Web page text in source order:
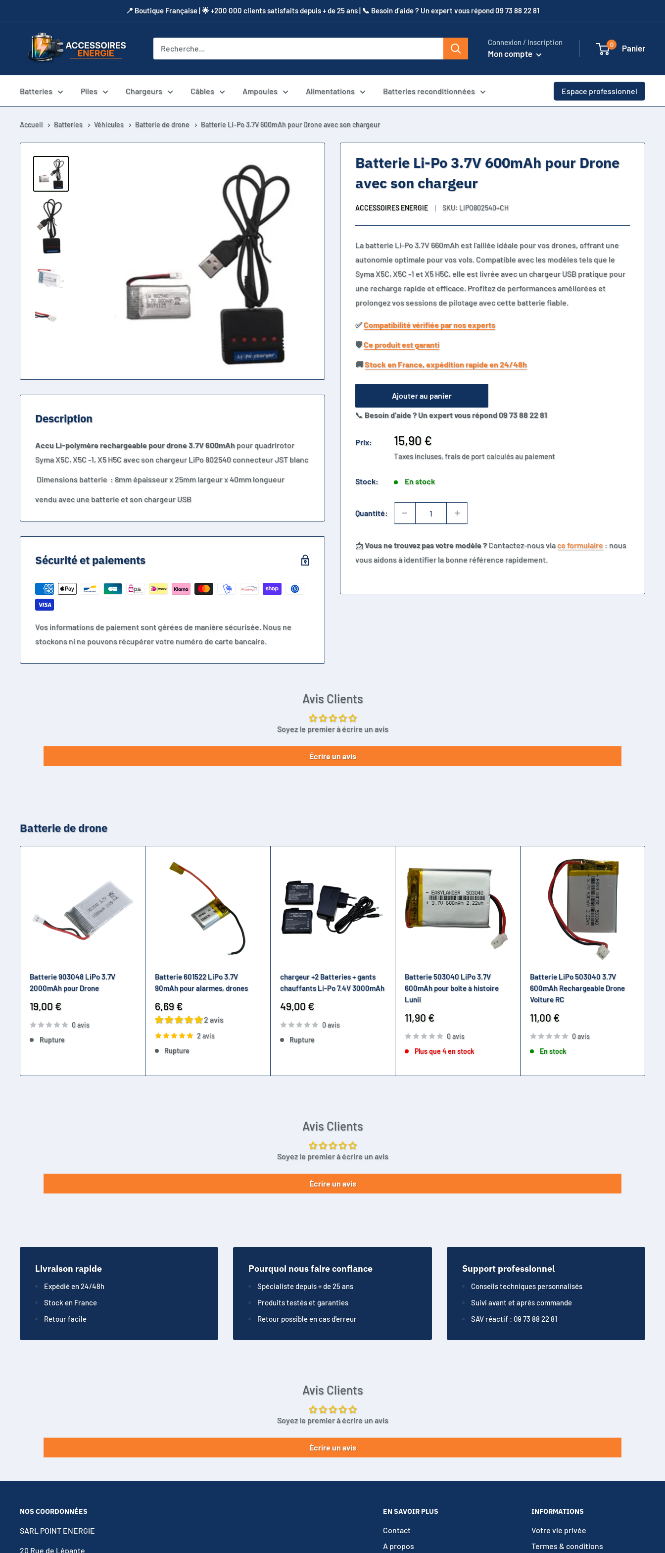
au
​📍​ Boutique Française | 🌟 +200 000 clients satisfaits depuis + de 25 ans | 📞​ Besoin d’aide ? Un expert vous répond 09 73 88 22 81
Accessoires
Energie
Connexion / Inscription
Mon compte
0 Panier
Batteries Piles Chargeurs Câbles Ampoules Alimentations Batteries reconditionnées Espace professionnel
Accueil Batteries Véhicules Batterie de drone Batterie Li-Po 3.7V 600mAh pour Drone avec son chargeur
Batterie Li-Po 3.7V 600mAh pour Drone
avec son chargeur
ACCESSOIRES ENERGIE SKU: LIPO802540+CH
La batterie Li-Po 3.7V 660mAh est l'alliée idéale pour vos drones, offrant une
autonomie optimale pour vos vols. Compatible avec les modèles tels que le
Syma X5C, X5C -1 et X5 H5C, elle est livrée avec un chargeur USB pratique pour
une recharge rapide et efficace. Profitez de performances améliorées et
prolongez vos sessions de pilotage avec cette batterie fiable.
✅​Compatibilité vérifiée par nos experts
🛡️​Ce produit est garanti
🚚​Stock en France, expédition rapide en 24/48h
Ajouter au panier
📞 Besoin d’aide ? Un expert vous répond 09 73 88 22 81
Prix:
Prix
réduit
15,90 €
Taxes incluses, frais de port calculés au paiement
Stock: En stock
Quantité:
📩Vous ne trouvez pas votre modèle ?Contactez-nous viace formulaire : nous
vous aidons à identifier la bonne référence rapidement.
Description
Accu Li-polymère rechargeable pour drone 3.7V 600mAh pour quadrirotor
Syma X5C, X5C -1, X5 H5C avec son chargeur LiPo 802540 connecteur JST blanc
Dimensions batterie : 8mm épaisseur x 25mm largeur x 40mm longueur
vendu avec une batterie et son chargeur USB
Sécurité et paiements
Vos informations de paiement sont gérées de manière sécurisée. Nous ne
stockons ni ne pouvons récupérer votre numéro de carte bancaire.
Avis Clients
Soyez le premier à écrire un avis
Écrire un avis
Batterie de drone
Batterie 903048 LiPo 3.7V
2000mAh pour Drone
Prix
réduit
19,00 €
0 avis
Rupture
Batterie 601522 LiPo 3.7V
90mAh pour alarmes, drones
Prix
réduit
6,69 €
2 avis
2 avis
Rupture
chargeur +2 Batteries + gants
chauffants Li-Po 7.4V 3000mAh
Prix
réduit
49,00 €
0 avis
Rupture
Batterie 503040 LiPo 3.7V
600mAh pour boîte à histoire
Lunii
Prix
réduit
11,90 €
0 avis
Plus que 4 en stock
Batterie LiPo 503040 3.7V
600mAh Rechargeable Drone
Voiture RC
Prix
réduit
11,00 €
0 avis
En stock
Avis Clients
Soyez le premier à écrire un avis
Écrire un avis
Livraison rapide
Expédié en 24/48h
Stock en France
Retour facile
Pourquoi nous faire confiance
Spécialiste depuis + de 25 ans
Produits testés et garanties
Retour possible en cas d'erreur
Support professionnel
Conseils techniques personnalisés
Suivi avant et après commande
SAV réactif : 09 73 88 22 81
Avis Clients
Soyez le premier à écrire un avis
Écrire un avis
NOS COORDONNÉES
SARL POINT ENERGIE
20 Rue de Lépante
EN SAVOIR PLUS
Contact
A propos
INFORMATIONS
Votre vie privée
Termes & conditions